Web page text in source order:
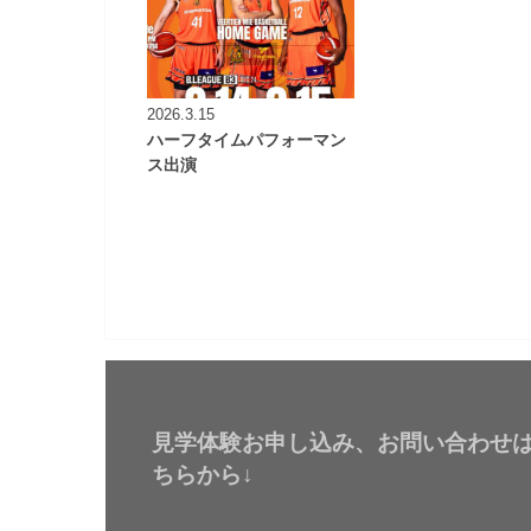
2026.3.15
ハーフタイムパフォーマン
ス出演
見学体験お申し込み、お問い合わせ
ちらから↓